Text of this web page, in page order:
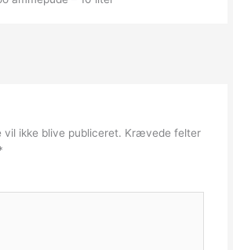
vil ikke blive publiceret. Krævede felter